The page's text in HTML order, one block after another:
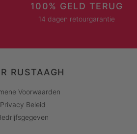
100% GELD TERUG
14 dagen retourgarantie
RUSTAAGH
Voorwaarden
Privacy Beleid